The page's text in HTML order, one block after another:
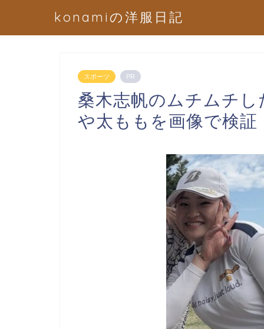
konamiの洋服日記
スポーツ PR
桑木志帆のムチムチ
や太ももを画像で検証